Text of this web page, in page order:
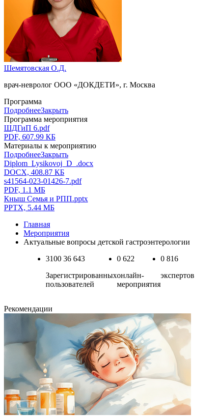
Шемятовская О.Д.
врач-невролог ООО «ДОКДЕТИ», г. Москва
Программа
ПодробнееЗакрыть
Программа мероприятия
ШДГиП 6.pdf
PDF, 607.99 КБ
Материалы к мероприятию
ПодробнееЗакрыть
Diplom_Lysikovoj_D_.docx
DOCX, 408.87 КБ
s41564-023-01426-7.pdf
PDF, 1.1 МБ
Кныш Семья и РПП.pptx
PPTX, 5.44 МБ
Главная
Мероприятия
Актуальные вопросы детской гастроэнтерологии
3100 36 643
Зарегистрированных
пользователей
0 622
онлайн-
мероприятия
0 816
экспертов
Рекомендации